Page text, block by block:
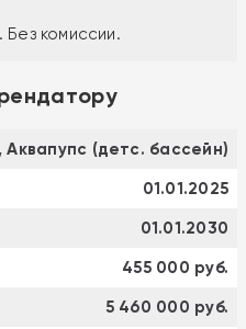
комиссии.
(детс. бассейн)
01.01.2025
01.01.2030
455 000 руб.
5 460 000 руб.